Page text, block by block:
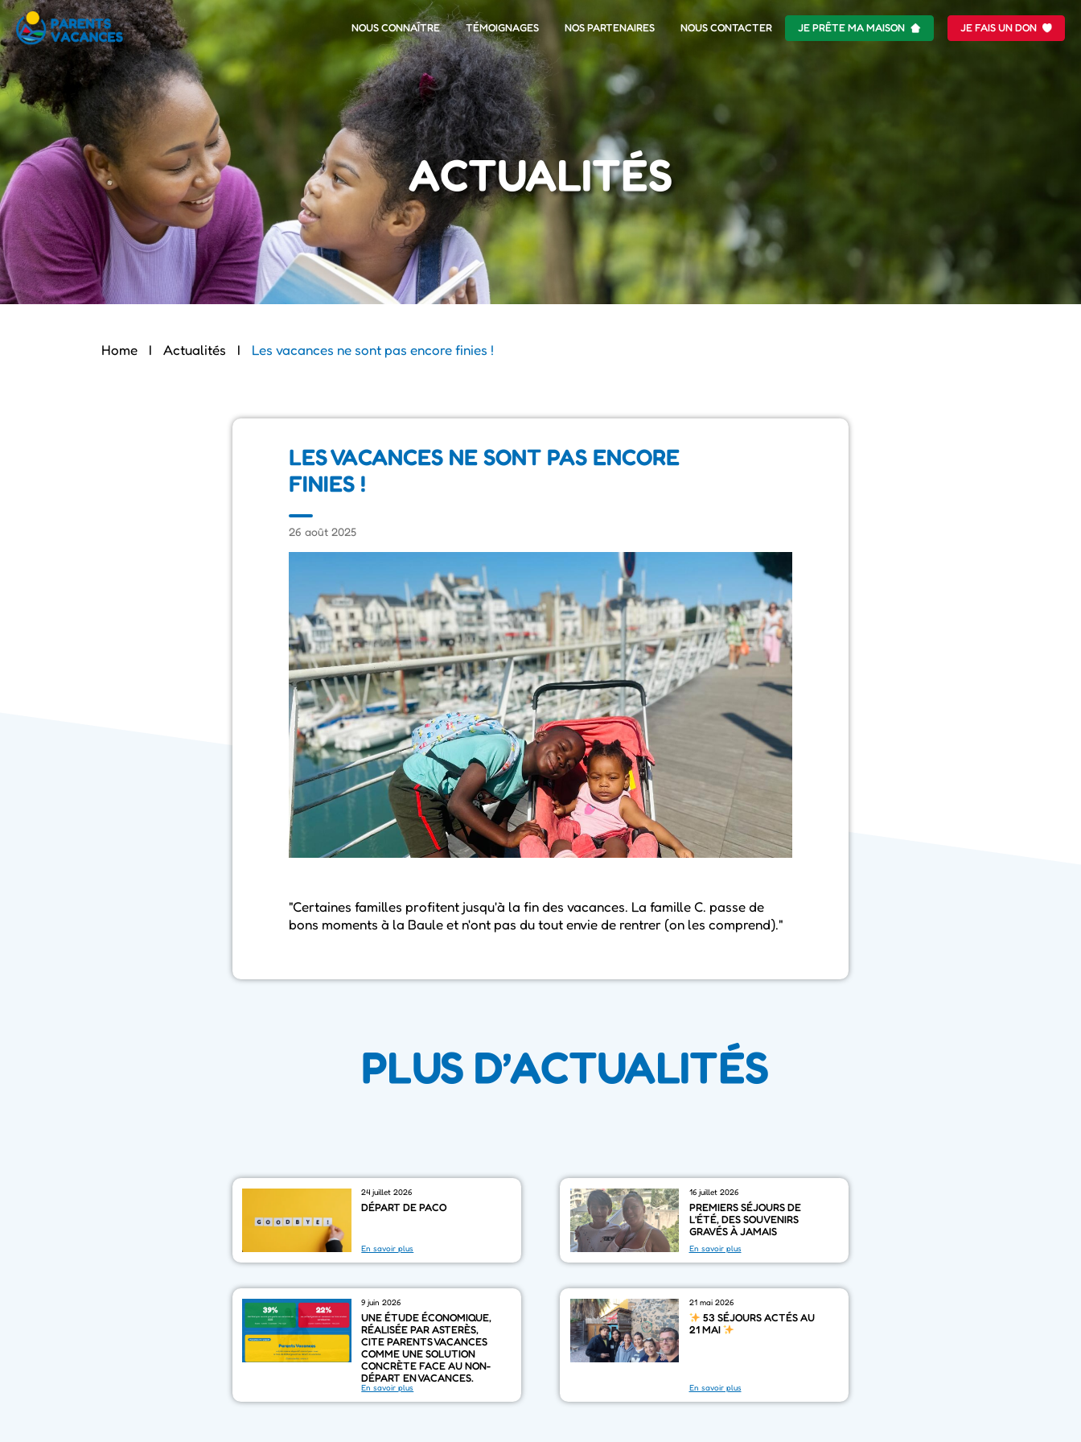
NOUS CONNAÎTRE TÉMOIGNAGES NOS PARTENAIRES NOUS CONTACTER JE PRÊTE MA MAISON JE FAIS UN DON
ACTUALITÉS
Home I Actualités I Les vacances ne sont pas encore finies !
LES VACANCES NE SONT PAS ENCORE
FINIES !
26 août 2025
"Certaines familles profitent jusqu'à la fin des vacances. La famille C. passe de
bons moments à la Baule et n'ont pas du tout envie de rentrer (on les comprend)."
PLUS D’ACTUALITÉS
24 juillet 2026
DÉPART DE PACO
En savoir plus
16 juillet 2026
PREMIERS SÉJOURS DE
L’ÉTÉ, DES SOUVENIRS
GRAVÉS À JAMAIS
En savoir plus
9 juin 2026
UNE ÉTUDE ÉCONOMIQUE,
RÉALISÉE PAR ASTERÈS,
CITE PARENTS VACANCES
COMME UNE SOLUTION
CONCRÈTE FACE AU NON-
DÉPART EN VACANCES.
En savoir plus
21 mai 2026
53 SÉJOURS ACTÉS AU
21 MAI
En savoir plus
Panneau de gestion des cookies